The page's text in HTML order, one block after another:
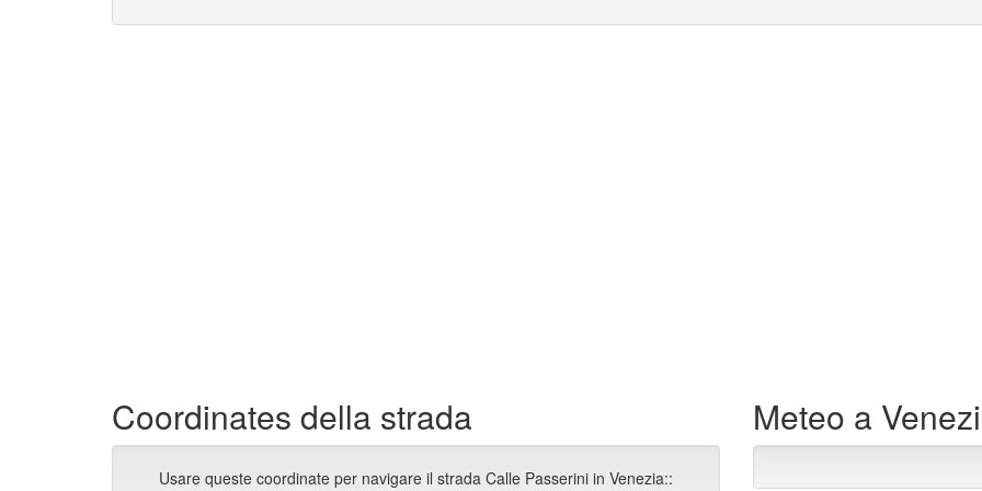
Coordinates della strada
Usare queste coordinate per navigare il strada Calle Passerini in Venezia::
Meteo a